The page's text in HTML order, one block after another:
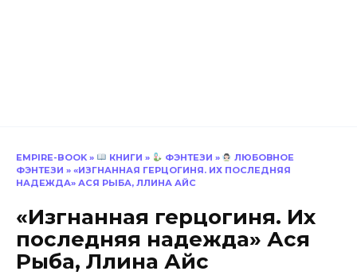
EMPIRE-BOOK » КНИГИ » ФЭНТЕЗИ »
ЛЮБОВНОЕ
ФЭНТЕЗИ » «ИЗГНАННАЯ ГЕРЦОГИНЯ. ИХ ПОСЛЕДНЯЯ
НАДЕЖДА» АСЯ РЫБА, ЛЛИНА АЙС
«Изгнанная герцогиня. Их
последняя надежда» Ася
Рыба, Ллина Айс